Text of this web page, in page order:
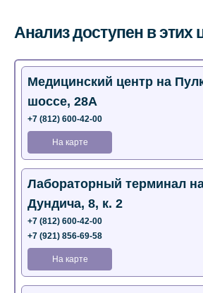
Анализ доступен в этих
Медицинский центр на
шоссе, 28А
+7 (812) 600-42-00
На карте
Лабораторный терминал
Дундича, 8, к. 2
+7 (812) 600-42-00
+7 (921) 856-69-58
На карте